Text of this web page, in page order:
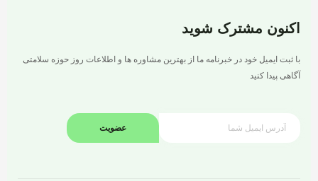
اکنون مشترک شوید
با ثبت ایمیل خود در خبرنامه ما از بهترین مشاوره ها و اطلاعات روز حوزه سلامتی
آگاهی پیدا کنید
عضویت